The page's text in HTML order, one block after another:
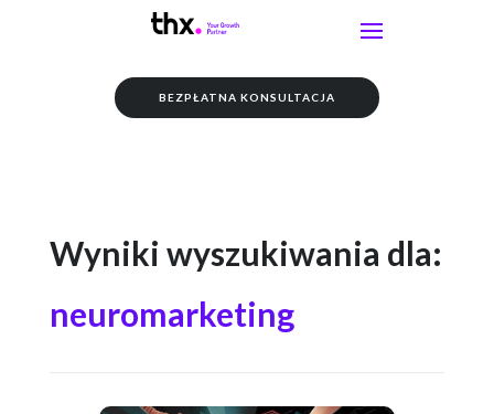
BEZPŁATNA KONSULTACJA
Wyniki wyszukiwania dla:
neuromarketing